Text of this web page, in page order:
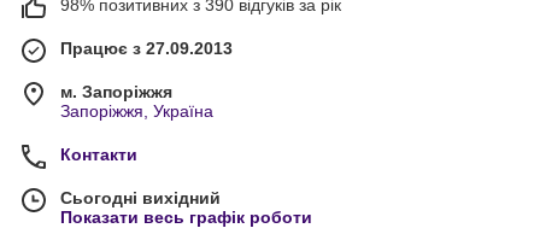
98% позитивних з 390 відгуків за рік
Працює з 27.09.2013
м. Запоріжжя
Запоріжжя, Україна
Контакти
Сьогодні вихідний
Показати весь графік роботи